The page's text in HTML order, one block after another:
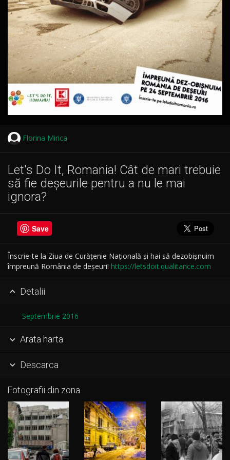
Florina Mirica
Let's Do It, Romania! Cât de mari trebuie
să fie deșeurile pentru a nu le mai
ignora?
Save
Înscrie-te la Ziua de Curățenie Națională și hai să dezobișnuim
împreună România de deșeuri! https://letsdoit.qualitance.com
 Detalii
Septembrie 2016
 Arata harta
 Descarca
Fotografii din zona